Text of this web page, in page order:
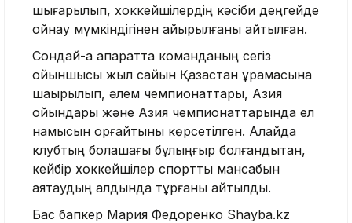
шығарылып, хоккейшілердің кәсіби деңгейде
ойнау мүмкіндігінен айырылғаны айтылған.
Сондай-ақ ақпаратта команданың сегіз
ойыншысы жыл сайын Қазақстан құрамасына
шақырылып, әлем чемпионаттары, Азия
ойындары және Азия чемпионаттарында ел
намысын қорғайтыны көрсетілген. Алайда
клубтың болашағы бұлыңғыр болғандықтан,
кейбір хоккейшілер спорттық мансабын
аяқтаудың алдында тұрғаны айтылды.
Бас бапкер Мария Федоренко Shayba.kz